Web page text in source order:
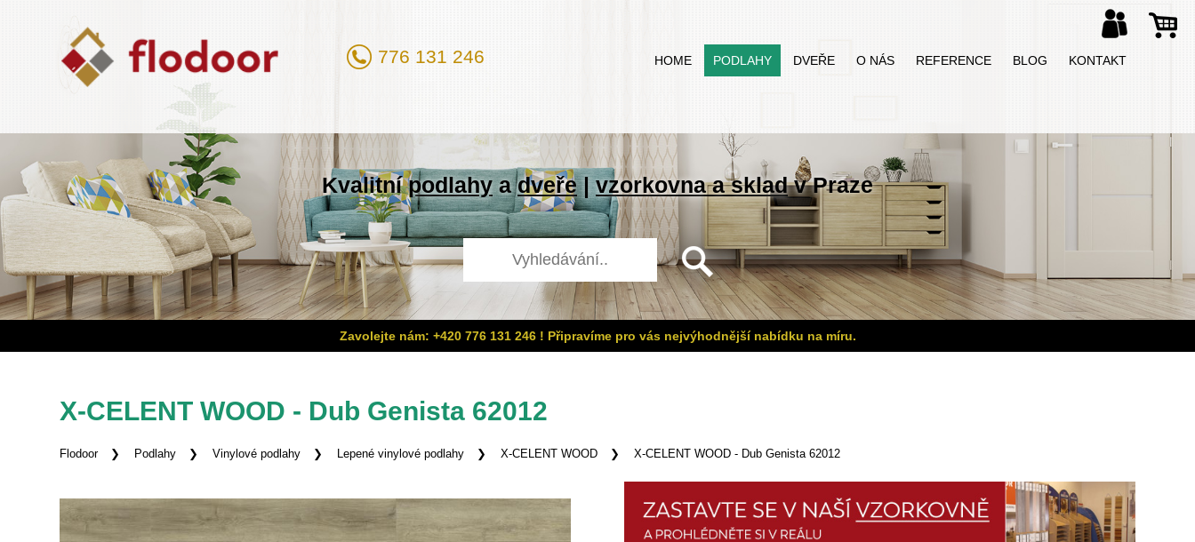
776 131 246 HOME PODLAHY DVEŘE O NÁS REFERENCE BLOG KONTAKT
Kvalitnípodlahyadveře|vzorkovna a skladv Praze
Zavolejte nám: +420 776 131 246 ! Připravíme pro vás nejvýhodnější nabídku na míru.
X-CELENT WOOD - Dub Genista 62012
Flodoor Podlahy Vinylové podlahy Lepené vinylové podlahy X-CELENT WOOD X-CELENT WOOD - Dub Genista 62012